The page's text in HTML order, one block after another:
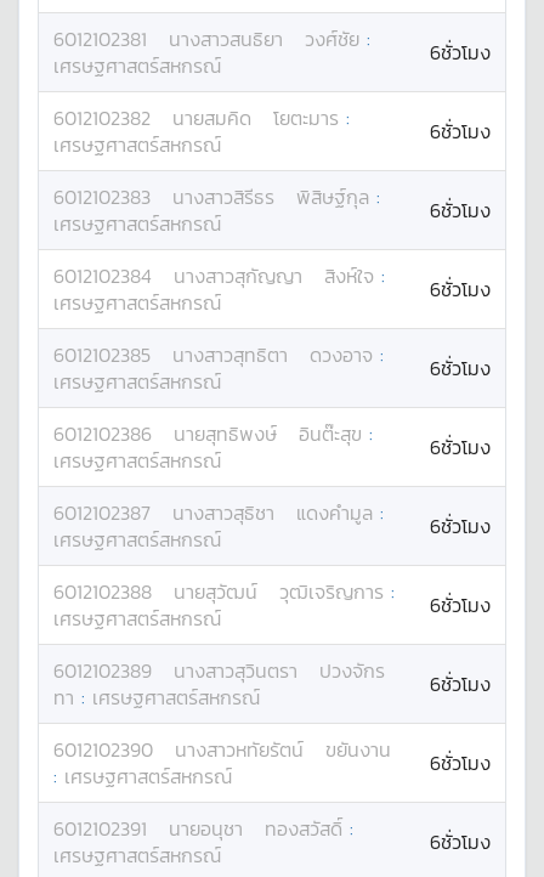
6012102381 นางสาวสนธิยา วงศ์ชัย :
เศรษฐศาสตร์สหกรณ์
6ชั่วโมง
6012102382 นายสมคิด โยตะมาร :
เศรษฐศาสตร์สหกรณ์
6ชั่วโมง
6012102383 นางสาวสิรีธร พิสิษฐ์กุล :
เศรษฐศาสตร์สหกรณ์
6ชั่วโมง
6012102384 นางสาวสุกัญญา สิงห์ใจ :
เศรษฐศาสตร์สหกรณ์
6ชั่วโมง
6012102385 นางสาวสุทธิตา ดวงอาจ :
เศรษฐศาสตร์สหกรณ์
6ชั่วโมง
6012102386 นายสุทธิพงษ์ อินต๊ะสุข :
เศรษฐศาสตร์สหกรณ์
6ชั่วโมง
6012102387 นางสาวสุธิชา แดงคำมูล :
เศรษฐศาสตร์สหกรณ์
6ชั่วโมง
6012102388 นายสุวัฒน์ วุฒิเจริญการ :
เศรษฐศาสตร์สหกรณ์
6ชั่วโมง
6012102389 นางสาวสุวินตรา
ปวงจักร
ทา : เศรษฐศาสตร์สหกรณ์ 6ชั่วโมง
6012102390 นางสาวหทัยรัตน์
ขยันงาน
: เศรษฐศาสตร์สหกรณ์ 6ชั่วโมง
6012102391 นายอนุชา ทองสวัสดิ์ :
เศรษฐศาสตร์สหกรณ์
6ชั่วโมง